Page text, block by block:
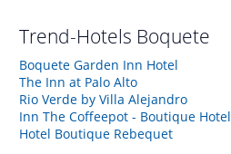
Trend-Hotels Boquete
Boquete Garden Inn Hotel
The Inn at Palo Alto
Rio Verde by Villa Alejandro
Inn The Coffeepot - Boutique Hotel
Hotel Boutique Rebequet